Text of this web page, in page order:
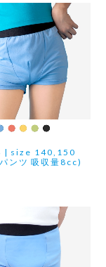
| size 140,150
ンツ 吸収量8cc)